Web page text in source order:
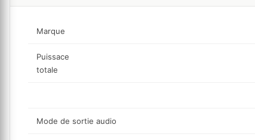
Marque
Puissace
totale
Mode de sortie audio